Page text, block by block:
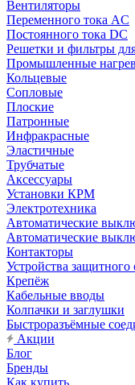
Вентиляторы
Переменного тока AC
Постоянного тока DC
Решетки и фильтры
Промышленные
Кольцевые
Сопловые
Плоские
Патронные
Инфракрасные
Эластичные
Трубчатые
Аксессуары
Установки КРМ
Электротехника
Автоматические
Автоматические
Контакторы
Устройства
Крепёж
Кабельные вводы
Колпачки и заглушки
Быстроразъёмные
Акции
Блог
Бренды
Как купить